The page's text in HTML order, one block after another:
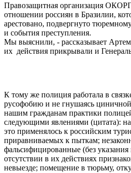
Правозащитная организация
отношении россиян в Бразилии,
арестовано, подвергнуто
и события преступления.
Мы выяснили, - рассказывает
их действия прикрывали и
К тому же полиция работала в
русофобию и не гнушаясь
нашим гражданам практики
следующими явлениями (цитата):
это применялось к российским
приравниваемых к пыткам;
фальсифицированные (без
отсутствии в их действиях
невыезде; помещение в тюрьму,